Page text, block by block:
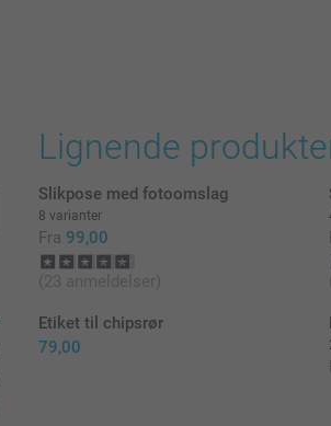
Lignende
Slikpose med fotoomslag
8 varianter
Fra 99,00
(23 anmeldelser)
Etiket til chipsrør
79,00